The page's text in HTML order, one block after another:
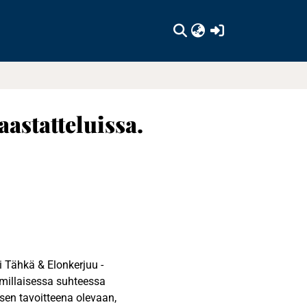
& Elonkerjuu -
suhteessa
tavoitteena olevaan,